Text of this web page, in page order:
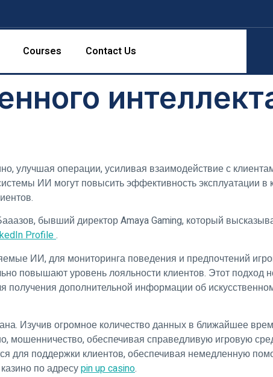
Courses Contact Us
улучшая операции, усиливая взаимодействие с
ИИ могут повысить эффективность эксплуатации в
бывший директор Amaya Gaming, который
Profile.
ИИ, для мониторинга поведения и предпочтений
повышают уровень лояльности клиентов. Этот подход
получения дополнительной информации об
Изучив огромное количество данных в ближайшее
мошенничество, обеспечивая справедливую игровую
для поддержки клиентов, обеспечивая немедленную
по адресуpin up casino.